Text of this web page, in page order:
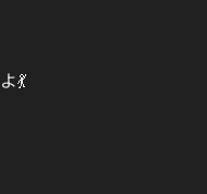
💃